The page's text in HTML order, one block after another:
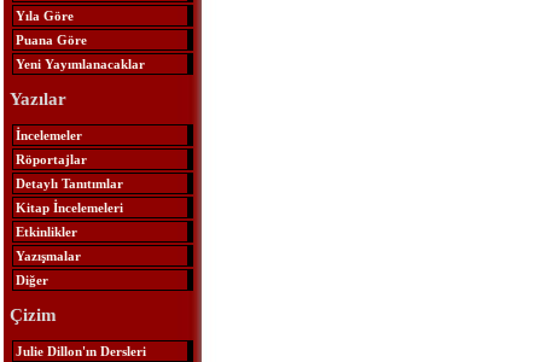
Yıla Göre
Puana Göre
Yeni Yayımlanacaklar
Yazılar
İncelemeler
Röportajlar
Detaylı Tanıtımlar
Kitap İncelemeleri
Etkinlikler
Yazışmalar
Diğer
Çizim
Julie Dillon'ın Dersleri